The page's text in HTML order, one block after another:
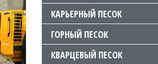
КАРЬЕРНЫЙ ПЕСОК
ГОРНЫЙ ПЕСОК
КВАРЦЕВЫЙ ПЕСОК